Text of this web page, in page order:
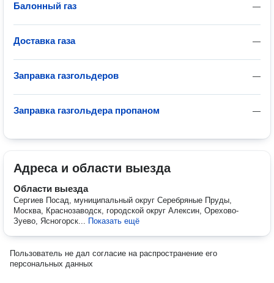
—
Балонный газ
—
Доставка газа
—
Заправка газгольдеров
—
Заправка газгольдера пропаном
Адреса и области выезда
Области выезда
Сергиев Посад, муниципальный округ Серебряные Пруды,
Москва, Краснозаводск, городской округ Алексин, Орехово-
Зуево, Ясногорск... Показать ещё
Пользователь не дал согласие на распространение его
персональных данных